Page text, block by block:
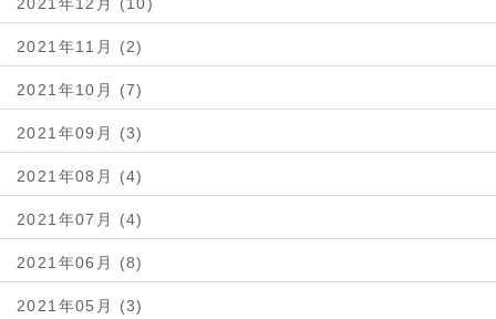
2021年11月 (2)
2021年10月 (7)
2021年09月 (3)
2021年08月 (4)
2021年07月 (4)
2021年06月 (8)
2021年05月 (3)